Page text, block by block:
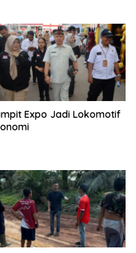
Expo Jadi Lokomotif